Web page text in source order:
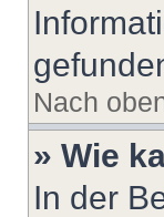
Nach
» Wie
In der